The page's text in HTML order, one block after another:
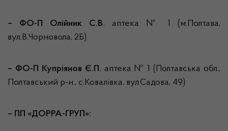
– ФО-П Олійник С.В. аптека № 1 (м.Полтава,
вул.В.Чорновола, 2Б)
– ФО-П Купріянов Є.П. аптека № 1 (Полтавська обл.,
Полтавський р-н., с.Ковалівка, вул.Садова, 49)
– ПП «ДОРРА-ГРУП»: